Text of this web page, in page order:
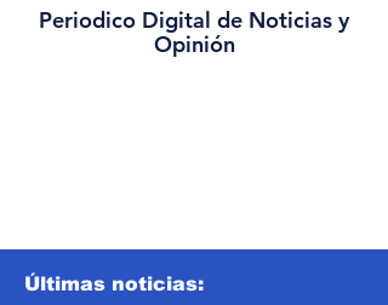
Periodico Digital de Noticias y
Opinión
Últimas noticias: